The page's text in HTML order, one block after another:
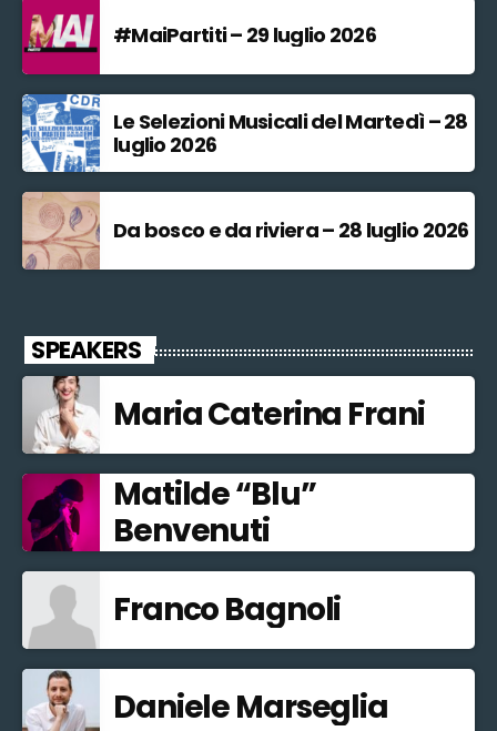
#MaiPartiti – 29 luglio 2026
Le Selezioni Musicali del Martedì – 28
luglio 2026
Da bosco e da riviera – 28 luglio 2026
SPEAKERS
Maria Caterina Frani
Matilde “Blu”
Benvenuti
Franco Bagnoli
Daniele Marseglia